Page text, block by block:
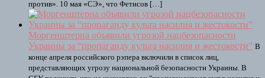
против». 10 мая «СЭ», что Фетисов […]
Моргенштерна объявили угрозой нацбезопасности
Украины за “пропаганду культа насилия и жестокости” В
конце апреля российского рэпера включили в список лиц,
представляющих угрозу национальной безопасности Украины. В